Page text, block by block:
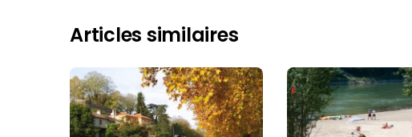
Articles similaires